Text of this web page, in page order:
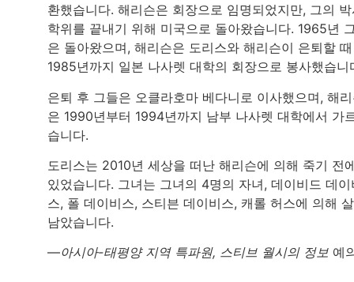
환했습니다. 해리슨은 회장으로 임명되었지만, 그의
학위를 끝내기 위해 미국으로 돌아왔습니다. 1965년
은 돌아왔으며, 해리슨은 도리스와 해리슨이 은퇴할 때
1985년까지 일본 나사렛 대학의 회장으로 봉사했습
은퇴 후 그들은 오클라호마 베다니로 이사했으며, 해
은 1990년부터 1994년까지 남부 나사렛 대학에서 가
습니다.
도리스는 2010년 세상을 떠난 해리슨에 의해 죽기 전
있었습니다. 그녀는 그녀의 4명의 자녀, 데이비드 데이
스, 폴 데이비스, 스티븐 데이비스, 캐롤 허스에 의해
남았습니다.
—아시아-태평양 지역 특파원, 스티브 월시의 정보 예